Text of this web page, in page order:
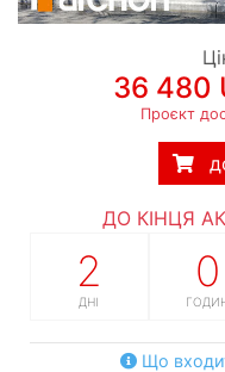
36 480
Проєкт
ДО КІНЦЯ
2
ДНІ
0
Що